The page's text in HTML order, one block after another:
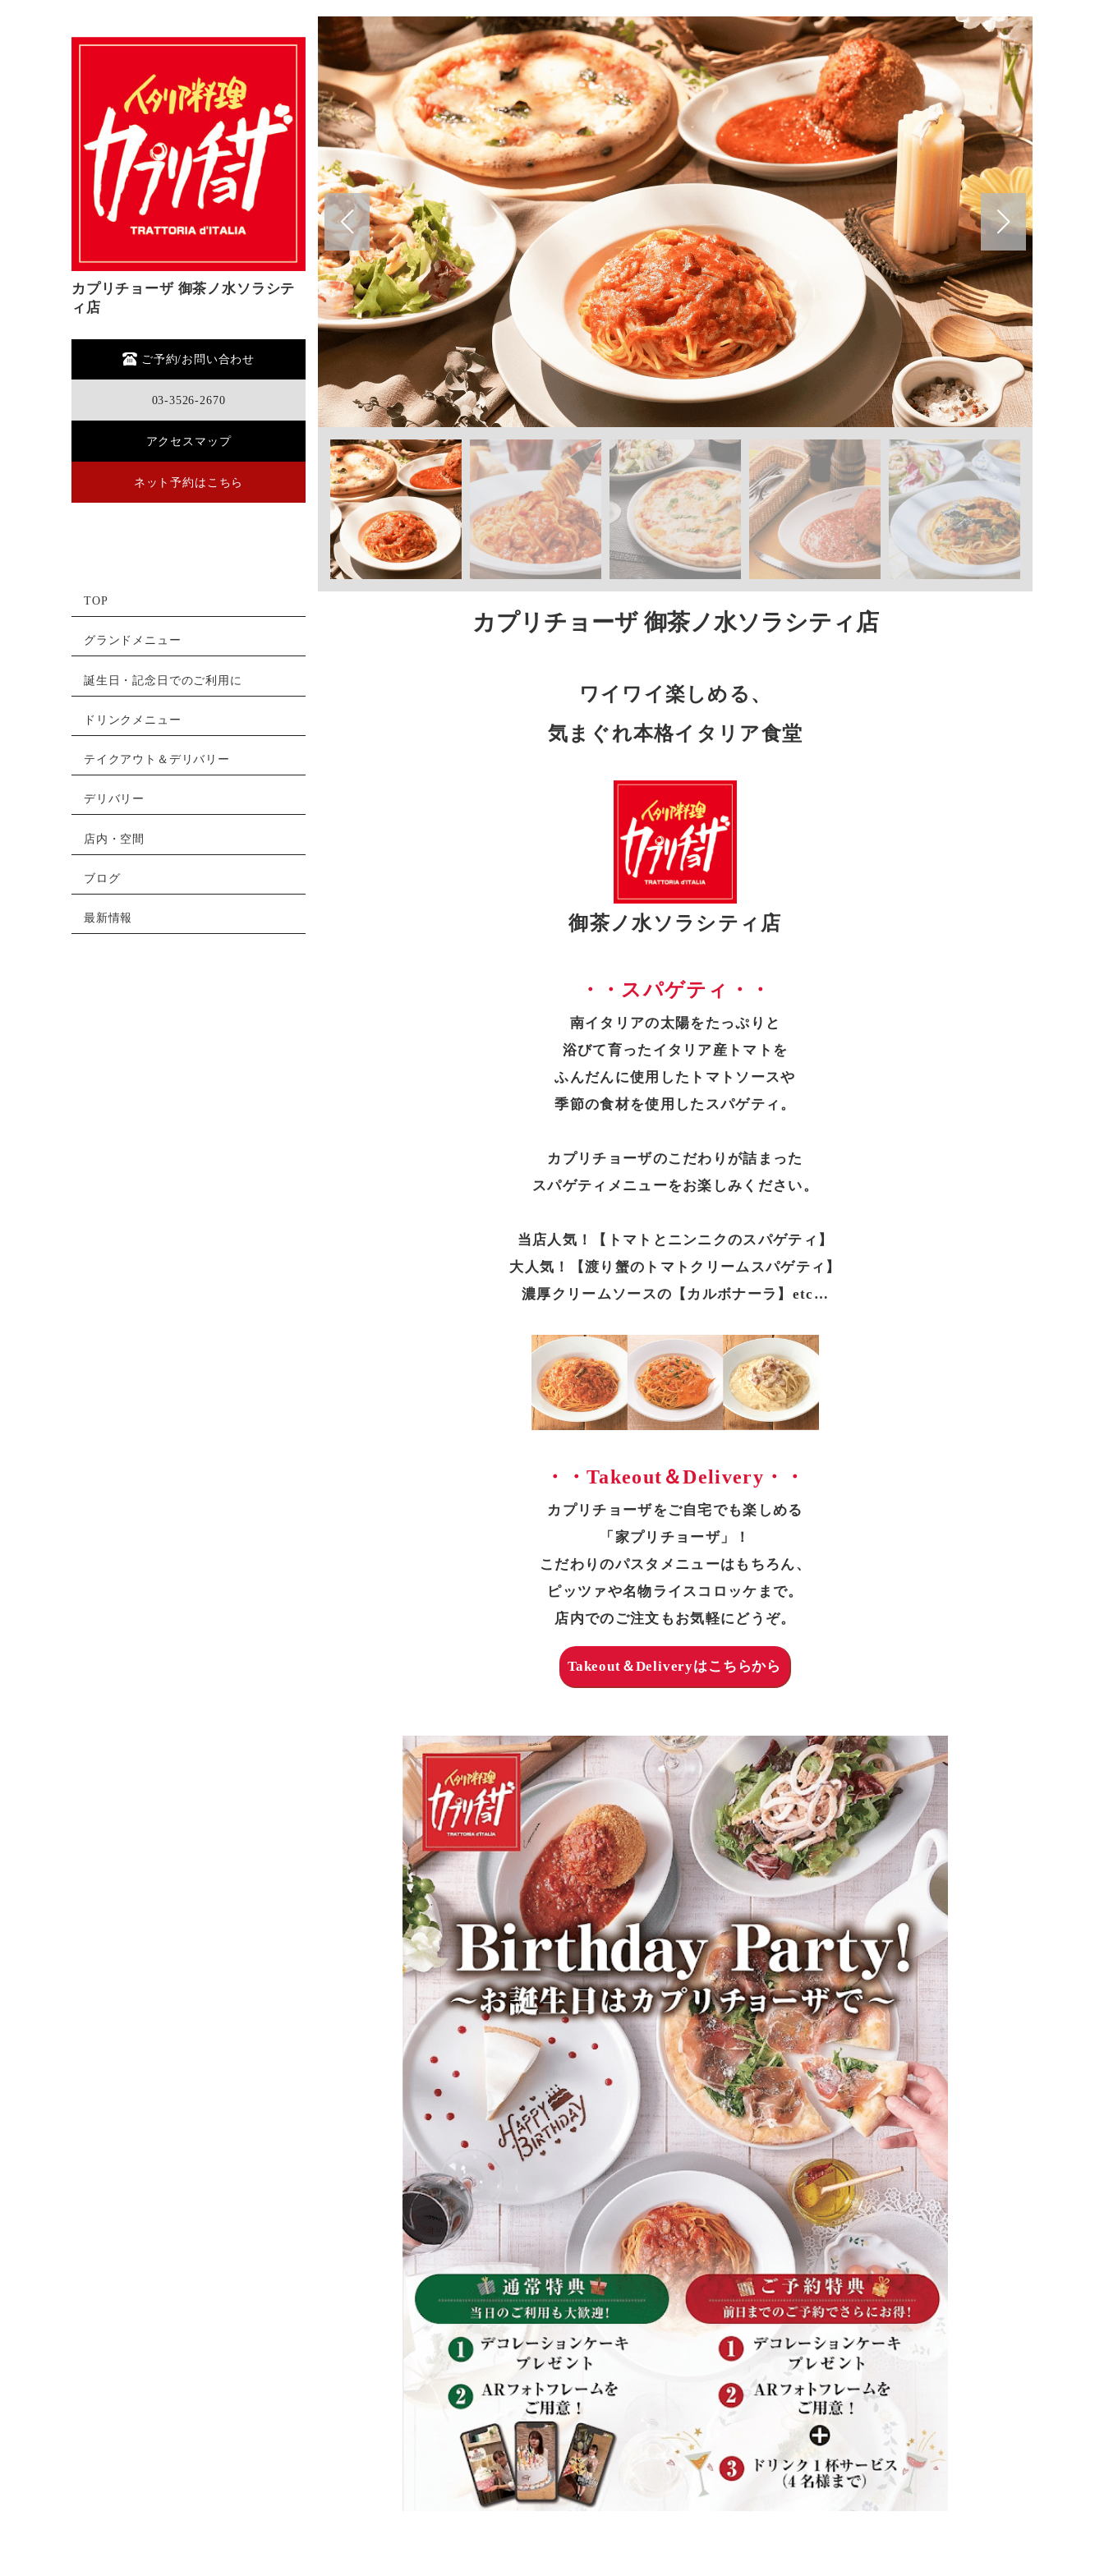
カプリチョーザ 御茶ノ水ソラシテ
ィ店
ご予約/お問い合わせ
03-3526-2670
アクセスマップ
ネット予約はこちら
TOP
グランドメニュー
誕生日・記念日でのご利用に
ドリンクメニュー
テイクアウト＆デリバリー
デリバリー
店内・空間
ブログ
最新情報
カプリチョーザ 御茶ノ水ソラシティ店
ワイワイ楽しめる、
気まぐれ本格イタリア食堂
御茶ノ水ソラシティ店
・・スパゲティ・・
南イタリアの太陽をたっぷりと
浴びて育ったイタリア産トマトを
ふんだんに使用したトマトソースや
季節の食材を使用したスパゲティ。
カプリチョーザのこだわりが詰まった
スパゲティメニューをお楽しみください。
当店人気！【トマトとニンニクのスパゲティ】
大人気！【渡り蟹のトマトクリームスパゲティ】
濃厚クリームソースの【カルボナーラ】etc…
・・Takeout＆Delivery・・
カプリチョーザをご自宅でも楽しめる
「家プリチョーザ」！
こだわりのパスタメニューはもちろん、
ピッツァや名物ライスコロッケまで。
店内でのご注文もお気軽にどうぞ。
Takeout＆Deliveryはこちらから